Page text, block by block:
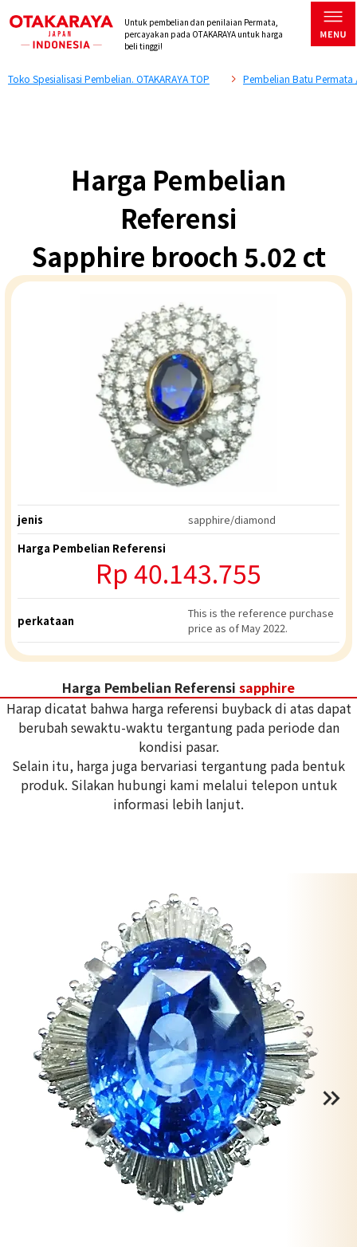
Untuk pembelian dan penilaian Permata,
percayakan pada OTAKARAYA untuk harga
beli tinggi!
Toko Spesialisasi Pembelian. OTAKARAYA TOP Pembelian Batu Permata
Harga Pembelian
Referensi
Sapphire brooch 5.02 ct
jenis
sapphire/diamond
Harga Pembelian Referensi
Rp40.143.755
perkataan
This is the reference purchase
price as of May 2022.
Harga Pembelian Referensi sapphire
Harap dicatat bahwa harga referensi buyback di atas dapat
berubah sewaktu-waktu tergantung pada periode dan
kondisi pasar.
Selain itu, harga juga bervariasi tergantung pada bentuk
produk. Silakan hubungi kami melalui telepon untuk
informasi lebih lanjut.